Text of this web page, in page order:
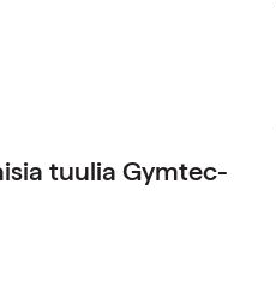
tuulia Gymtec-